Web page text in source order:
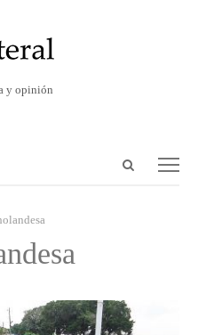
y opinión
Abrir